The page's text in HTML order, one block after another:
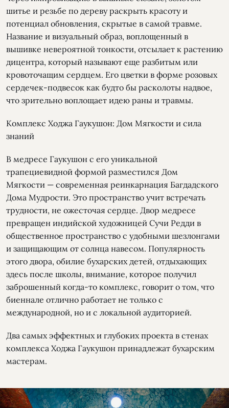
шитье и резьбе по дереву раскрыть красоту и
потенциал обновления, скрытые в самой травме.
Название и визуальный образ, воплощенный в
вышивке невероятной тонкости, отсылает к растению
дицентра, который называют еще разбитым или
кровоточащим сердцем. Его цветки в форме розовых
сердечек-подвесок как будто бы расколоты надвое,
что зрительно воплощает идею раны и травмы.
Комплекс Ходжа Гаукушон: Дом Мягкости и сила
знаний
В медресе Гаукушон с его уникальной
трапециевидной формой разместился Дом
Мягкости — современная реинкарнация Багдадского
Дома Мудрости. Это пространство учит встречать
трудности, не ожесточая сердце. Двор медресе
превращен индийской художницей Сучи Редди в
общественное пространство с удобными шезлонгами
и защищающим от солнца навесом. Популярность
этого двора, обилие бухарских детей, отдыхающих
здесь после школы, внимание, которое получил
заброшенный когда-то комплекс, говорит о том, что
биеннале отлично работает не только с
международной, но и с локальной аудиторией.
Два самых эффектных и глубоких проекта в стенах
комплекса Ходжа Гаукушон принадлежат бухарским
мастерам.